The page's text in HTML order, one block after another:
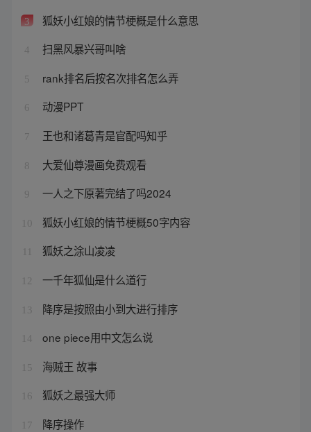
3 狐妖小红娘的情节梗概是什么意思
4 扫黑风暴兴哥叫啥
5 rank排名后按名次排名怎么弄
6 动漫PPT
7 王也和诸葛青是官配吗知乎
8 大爱仙尊漫画免费观看
9 一人之下原著完结了吗2024
10 狐妖小红娘的情节梗概50字内容
狐妖之涂山凌凌
12 一千年狐仙是什么道行
13 降序是按照由小到大进行排序
14 one piece用中文怎么说
15 海贼王 故事
16 狐妖之最强大师
17 降序操作